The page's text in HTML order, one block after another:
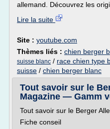
allemand. Découvrez les
Lire la suite
Site : youtube.com
Thèmes liés : chien berger
suisse blanc / race chien type
suisse / chien berger blanc
Tout savoir sur le
Magazine — Gamm
Tout savoir sur le Berger
Fiche conseil